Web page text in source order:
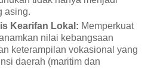
asing.
Kearifan Lokal: Memperkuat
nilai kebangsaan
keterampilan vokasional yang
daerah (maritim dan